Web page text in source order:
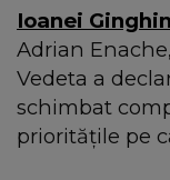
Ioanei
Adrian
Vedeta a
schimbat
prioritățile pe